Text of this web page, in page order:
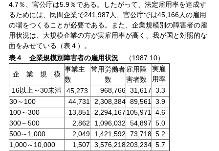
4.7％、官公庁は5.9％である。したがって、法定雇用率を達成す
るためには、民間企業で241,987人、官公庁では45,166人の雇用
の場をつくることが必要である。また、企業規模別の障害者の雇
用状況は、大規模企業の方が実雇用率が高く、我が国と対照的な
面をみせている（表４）。
表４ 企業規模別障害者の雇用状況（1987.10）
企 業 規 模
事業主
数
常用労働者
数
雇用障
害者数
実雇
用率
16以上～30未満
45,273 968,766 31,617 3.3
30～100
44,731 2,308,384 89,561
3.9
100～300
13,851 2,294,167105,971
4.6
300～500
2,862 1,096,032 54,897 5.0
500～1,000
2,049 1,421,592 73,718 5.2
1,000～10,000
1,507 3,576,218203,234 5.7